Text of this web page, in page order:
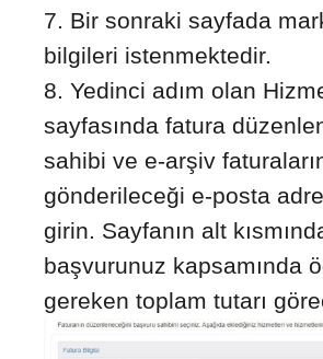
Bir sonraki sayfada
bilgileri istenmektedir.
Yedinci adım olan
sayfasında fatura
sahibi ve e-arşiv
gönderileceği e-posta
girin. Sayfanın alt
başvurunuz kapsamında
gereken toplam tutarı